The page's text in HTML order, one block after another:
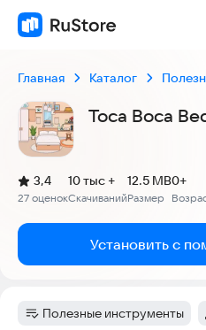
Главная Каталог
Toca Boca
Рейтинг:
3,4
(
27 оценок
)
Скачиваний
10 тыс +
Размер
12.5 MB0+
Установить с
Категория:
Полезные инструменты